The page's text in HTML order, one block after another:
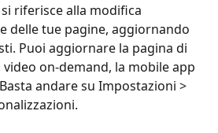
riferisce alla modifica
delle tue pagine, aggiornando
Puoi aggiornare la pagina di
on-demand, la mobile app
andare su Impostazioni >